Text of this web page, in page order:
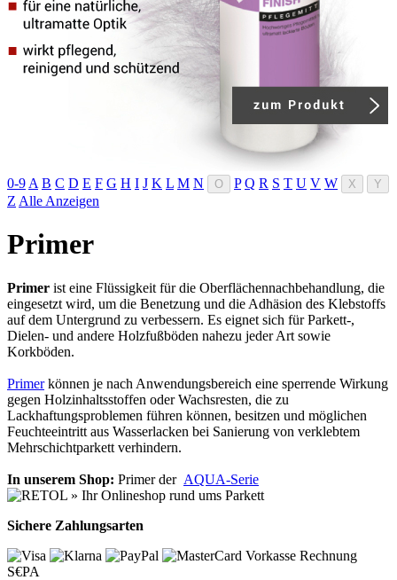
0-9 A B C D E F G H I J K L M N O P Q R S T U V W X Y
Z Alle Anzeigen
Primer
Primer ist eine Flüssigkeit für die Oberflächennachbehandlung, die
eingesetzt wird, um die Benetzung und die Adhäsion des Klebstoffs
auf dem Untergrund zu verbessern. Es eignet sich für Parkett-,
Dielen- und andere Holzfußböden nahezu jeder Art sowie
Korkböden.
Primerkönnen je nach Anwendungsbereich eine sperrende Wirkung
gegen Holzinhaltsstoffen oder Wachsresten, die zu
Lackhaftungsproblemen führen können, besitzen und möglichen
Feuchteeintritt aus Wasserlacken bei Sanierung von verklebtem
Mehrschichtparkett verhindern.
In unserem Shop: Primer der AQUA-Serie
Sichere Zahlungsarten
Vorkasse Rechnung
S€PA